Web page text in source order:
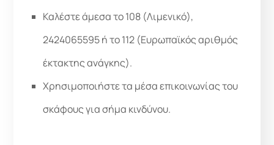
Καλέστε άμεσα το 108 (Λιμενικό),
2424065595 ή το 112 (Ευρωπαϊκός αριθμός
έκτακτης ανάγκης).
Χρησιμοποιήστε τα μέσα επικοινωνίας του
σκάφους για σήμα κινδύνου.